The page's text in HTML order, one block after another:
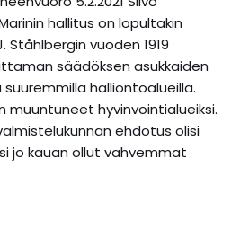
hallitus on lopultakin
vuoden 1919
säädöksen asukkaiden
halliontoalueilla.
muuntuneet hyvinvointialueiksi.
ehdotus olisi
jo kauan ollut vahvemmat